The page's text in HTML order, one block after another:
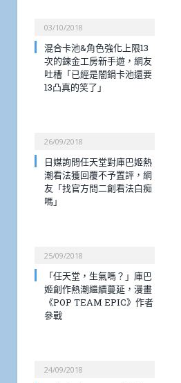
03/10/2018
混合卡池&角色強化上限13
次的鍊金工房新手遊，網友
吐槽「已經是闇鍋卡池還要
13凸真的笑了」
26/09/2018
日媒詢問任天堂對庫巴姬熱
潮看法獲回覆不予置評，網
友「找官方問二創看法白痴
嗎」
25/09/2018
「任天堂，生氣嗎？」庫巴
姬創作熱潮繼續蔓延，漫畫
《POP TEAM EPIC》作者
參戰
24/09/2018